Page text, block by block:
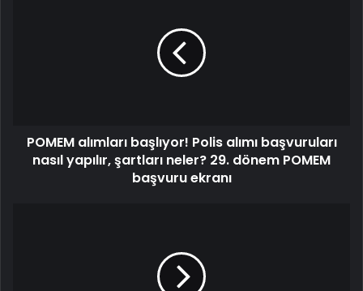
POMEM alımları başlıyor! Polis alımı başvuruları
nasıl yapılır, şartları neler? 29. dönem POMEM
başvuru ekranı